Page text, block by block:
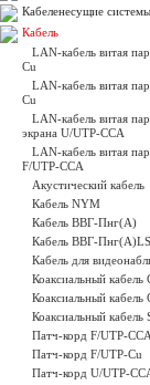
Кабеленесущие системы
Кабель
LAN-кабель витая
Cu
LAN-кабель витая
Cu
LAN-кабель витая
экрана U/UTP-CCA
LAN-кабель витая
F/UTP-CCA
Акустический кабель
Кабель NYM
Кабель ВВГ-Пнг(А)
Кабель ВВГ-Пнг(А)LS
Кабель для
Коаксиальный кабель
Коаксиальный кабель
Коаксиальный кабель
Патч-корд F/UTP-CCA
Патч-корд F/UTP-Cu
Патч-корд U/UTP-